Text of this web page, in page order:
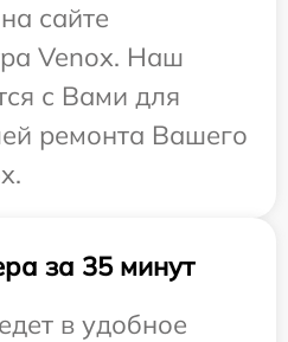
сайте
Venox. Наш
с Вами для
ремонта Вашего
за 35 минут
в удобное